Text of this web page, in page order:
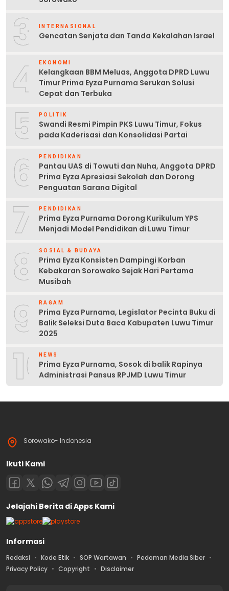
3 INTERNASIONAL
Gencatan Senjata dan Tanda Kekalahan Israel
4 EKONOMI
Kelangkaan BBM Meluas, Anggota DPRD Luwu
Timur Prima Eyza Purnama Serukan Solusi
Cepat dan Terbuka
5 POLITIK
Swandi Resmi Pimpin PKS Luwu Timur, Fokus
pada Kaderisasi dan Konsolidasi Partai
6 PENDIDIKAN
Pantau UAS di Towuti dan Nuha, Anggota DPRD
Prima Eyza Apresiasi Sekolah dan Dorong
Penguatan Sarana Digital
7 PENDIDIKAN
Prima Eyza Purnama Dorong Kurikulum YPS
Menjadi Model Pendidikan di Luwu Timur
8 SOSIAL & BUDAYA
Prima Eyza Konsisten Dampingi Korban
Kebakaran Sorowako Sejak Hari Pertama
Musibah
9 RAGAM
Prima Eyza Purnama, Legislator Pecinta Buku di
Balik Seleksi Duta Baca Kabupaten Luwu Timur
2025
10NEWS
Prima Eyza Purnama, Sosok di balik Rapinya
Administrasi Pansus RPJMD Luwu Timur
Sorowako- Indonesia
Ikuti Kami
Jelajahi Berita di Apps Kami
Informasi
Redaksi Kode Etik SOP Wartawan
Pedoman Media Siber
Privacy Policy
Copyright Disclaimer